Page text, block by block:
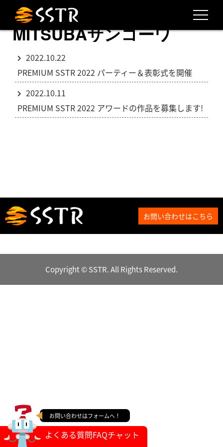
MITSUBAサンコーワ
2022.10.22
PREMIUM SSTR 2022 パーティー＆表彰式を開催
2022.10.11
PREMIUM SSTR 2022 アワードの作品を募集します!
お問い合わせはこちら
Copyright © SSTR. All Rights Reserved.
よくある質問FAQチャット
お問い合わせはフォームへ！